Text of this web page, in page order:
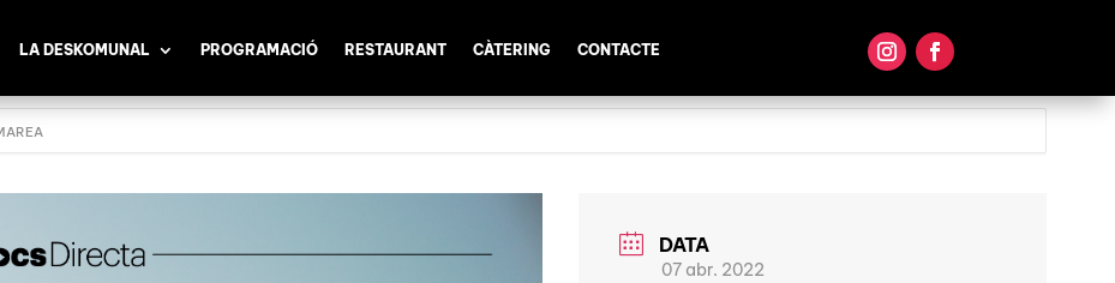
LA DESKOMUNAL PROGRAMACIÓ RESTAURANT CÀTERING CONTACTE
DATA
07 abr. 2022